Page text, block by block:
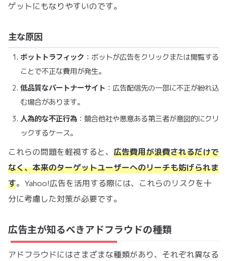
ゲットにもなりやすいのです。
主な原因
ボットトラフィック ：ボットが広告をクリックまたは閲覧する
ことで不正な費用が発生。
低品質なパートナーサイト ：広告配信先の一部に不正が紛れ込
む場合があります。
人為的な不正行為：競合他社や悪意ある第三者が意図的にクリ
ックするケース。
これらの問題を軽視すると、 広告費用が浪費されるだけで
なく、本来のターゲットユーザーへのリーチも妨げられま
す。Yahoo!広告を活用する際には、これらのリスクを十
分に考慮した対策が必要です。
広告主が知るべきアドフラウドの種類
アドフラウドにはさまざまな種類があり、それぞれ異なる